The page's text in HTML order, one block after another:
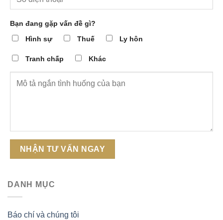
Bạn đang gặp vấn đề gì?
Hình sự
Thuế Ly hôn
Tranh chấp Khác
DANH MỤC
Báo chí và chúng tôi